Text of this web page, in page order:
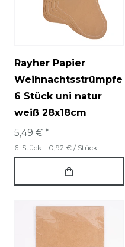
Rayher Papier
Weihnachtsstrümpfe
6 Stück uni natur
weiß 28x18cm
5,49 € *
6 Stück | 0,92 € / Stück